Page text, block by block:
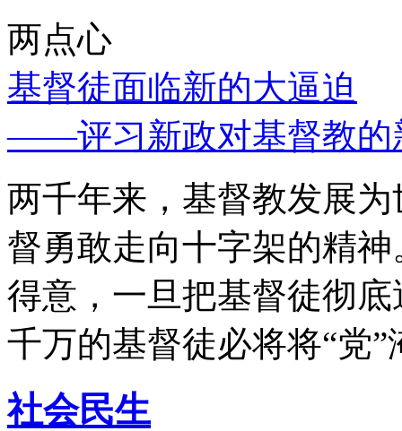
两点心
基督徒面临新的大逼迫
——评习新政对基督教的
两千年来，基督教发展
督勇敢走向十字架的精
得意，一旦把基督徒彻
千万的基督徒必将将“党”
社会民生